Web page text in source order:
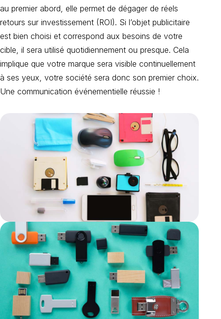
au premier abord, elle permet de dégager de réels
retours sur investissement (ROI). Si l’objet publicitaire
est bien choisi et correspond aux besoins de votre
cible, il sera utilisé quotidiennement ou presque. Cela
implique que votre marque sera visible continuellement
à ses yeux, votre société sera donc son premier choix.
Une communication événementielle réussie !